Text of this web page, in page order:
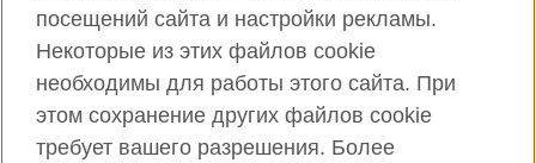
Instagram YouTube
посещений сайта и настройки рекламы.
Некоторые из этих файлов cookie
необходимы для работы этого сайта. При
этом сохранение других файлов cookie
требует вашего разрешения. Более